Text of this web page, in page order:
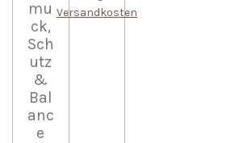
mu
ck,
Sch
utz
&
Bal
anc
e
Versandkosten